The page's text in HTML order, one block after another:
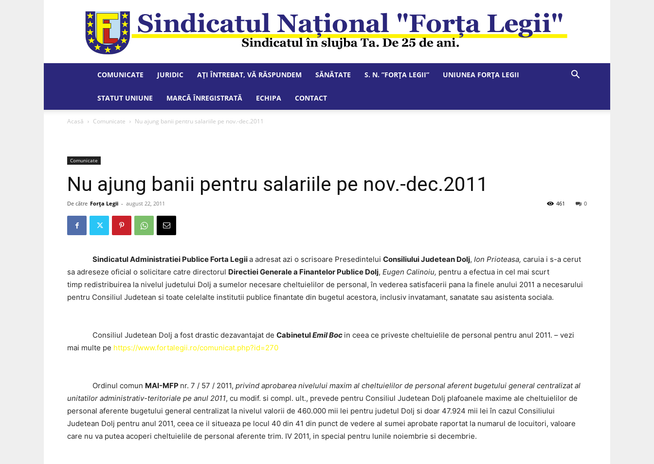
Legii"
COMUNICATE JURIDIC AȚI ÎNTREBAT, VĂ RĂSPUNDEM SĂNĂTATE S. N. ”FORȚA LEGII” UNIUNEA FORȚA LEGII
STATUT UNIUNE MARCĂ ÎNREGISTRATĂ ECHIPA CONTACT
Acasă Comunicate Nu ajung banii pentru salariile pe nov.-dec.2011
Comunicate
Nu ajung banii pentru salariile pe nov.-dec.2011
De către Forța Legii - august 22, 2011 0
461
Sindicatul Administratiei Publice Forta Legiia adresat azi o scrisoare Presedintelui Consiliului Judetean Dolj, Ion Prioteasa, caruia i s-a cerut
sa adreseze oficial o solicitare catre directorul Directiei Generale a Finantelor Publice Dolj, Eugen Calinoiu, pentru a efectua in cel mai scurt
timp redistribuirea la nivelul judetului Dolj a sumelor necesare cheltuielilor de personal, în vederea satisfacerii pana la finele anului 2011 a necesarului
pentru Consiliul Judetean si toate celelalte institutii publice finantate din bugetul acestora, inclusiv invatamant, sanatate sau asistenta sociala.
Consiliul Judetean Dolj a fost drastic dezavantajat de CabinetulEmil Boc in ceea ce priveste cheltuielile de personal pentru anul 2011. – vezi
mai multe pe https://www.fortalegii.ro/comunicat.php?id=270
Ordinul comun MAI-MFP nr. 7 / 57 / 2011, privind aprobarea nivelului maxim al cheltuielilor de personal aferent bugetului general centralizat al
unitatilor administrativ-teritoriale pe anul 2011, cu modif. si compl. ult., prevede pentru Consiliul Judetean Dolj plafoanele maxime ale cheltuielilor de
personal aferente bugetului general centralizat la nivelul valorii de 460.000 mii lei pentru judetul Dolj si doar 47.924 mii lei în cazul Consiliului
Judetean Dolj pentru anul 2011, ceea ce il situeaza pe locul 40 din 41 din punct de vedere al sumei aprobate raportat la numarul de locuitori, valoare
care nu va putea acoperi cheltuielile de personal aferente trim. IV 2011, in special pentru lunile noiembrie si decembrie.